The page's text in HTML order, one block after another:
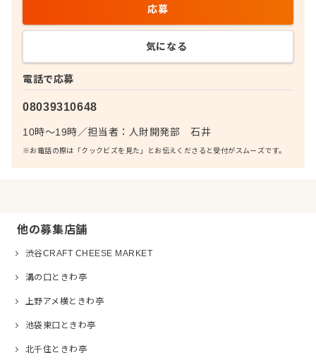
電話で応募
08039310648
10時～19時／担当者： 人財開発部 石井
※お電話の際は「クックビズを見た」とお伝えくださると受付がスムーズです。
応募
気になる
他の募集店舗
渋谷CRAFT CHEESE MARKET
溝の口ときわ亭
上野アメ横ときわ亭
池袋東口ときわ亭
北千住ときわ亭